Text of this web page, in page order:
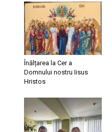
Înălțarea la Cer a
Domnului nostru Iisus
Hristos